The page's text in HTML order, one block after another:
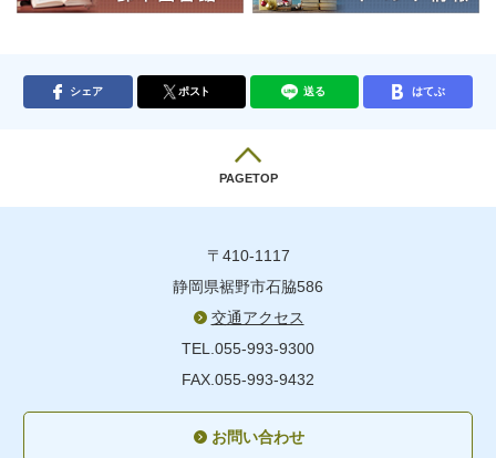
シェア ポスト 送る はてぶ
PAGETOP
〒410-1117
静岡県裾野市石脇586
交通アクセス
TEL.055-993-9300
FAX.055-993-9432
お問い合わせ